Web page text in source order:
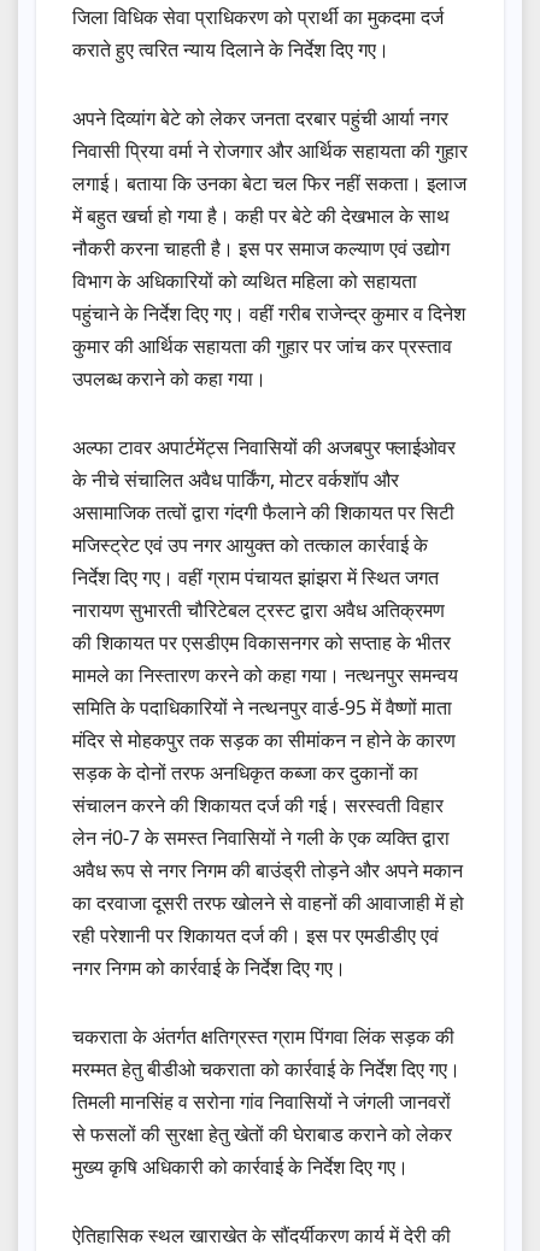
जिला विधिक सेवा प्राधिकरण को प्रार्थी का मुकदमा दर्ज
कराते हुए त्वरित न्याय दिलाने के निर्देश दिए गए।
अपने दिव्यांग बेटे को लेकर जनता दरबार पहुंची आर्या नगर
निवासी प्रिया वर्मा ने रोजगार और आर्थिक सहायता की गुहार
लगाई। बताया कि उनका बेटा चल फिर नहीं सकता। इलाज
में बहुत खर्चा हो गया है। कही पर बेटे की देखभाल के साथ
नौकरी करना चाहती है। इस पर समाज कल्याण एवं उद्योग
विभाग के अधिकारियों को व्यथित महिला को सहायता
पहुंचाने के निर्देश दिए गए। वहीं गरीब राजेन्द्र कुमार व दिनेश
कुमार की आर्थिक सहायता की गुहार पर जांच कर प्रस्ताव
उपलब्ध कराने को कहा गया।
अल्फा टावर अपार्टमेंट्स निवासियों की अजबपुर फ्लाईओवर
के नीचे संचालित अवैध पार्किंग, मोटर वर्कशॉप और
असामाजिक तत्वों द्वारा गंदगी फैलाने की शिकायत पर सिटी
मजिस्ट्रेट एवं उप नगर आयुक्त को तत्काल कार्रवाई के
निर्देश दिए गए। वहीं ग्राम पंचायत झांझरा में स्थित जगत
नारायण सुभारती चौरिटेबल ट्रस्ट द्वारा अवैध अतिक्रमण
की शिकायत पर एसडीएम विकासनगर को सप्ताह के भीतर
मामले का निस्तारण करने को कहा गया। नत्थनपुर समन्वय
समिति के पदाधिकारियों ने नत्थनपुर वार्ड-95 में वैष्णों माता
मंदिर से मोहकपुर तक सड़क का सीमांकन न होने के कारण
सड़क के दोनों तरफ अनधिकृत कब्जा कर दुकानों का
संचालन करने की शिकायत दर्ज की गई। सरस्वती विहार
लेन नं0-7 के समस्त निवासियों ने गली के एक व्यक्ति द्वारा
अवैध रूप से नगर निगम की बाउंड्री तोड़ने और अपने मकान
का दरवाजा दूसरी तरफ खोलने से वाहनों की आवाजाही में हो
रही परेशानी पर शिकायत दर्ज की। इस पर एमडीडीए एवं
नगर निगम को कार्रवाई के निर्देश दिए गए।
चकराता के अंतर्गत क्षतिग्रस्त ग्राम पिंगवा लिंक सड़क की
मरम्मत हेतु बीडीओ चकराता को कार्रवाई के निर्देश दिए गए।
तिमली मानसिंह व सरोना गांव निवासियों ने जंगली जानवरों
से फसलों की सुरक्षा हेतु खेतों की घेराबाड कराने को लेकर
मुख्य कृषि अधिकारी को कार्रवाई के निर्देश दिए गए।
ऐतिहासिक स्थल खाराखेत के सौंदर्यीकरण कार्य में देरी की